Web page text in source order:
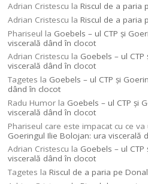
Adrian Cristescu laRiscul de a paria
Adrian Cristescu laRiscul de a paria
Phariseul la Goebels – ul CTP şi
viscerală dând în clocot
Adrian Cristescu la Goebels – ul
viscerală dând în clocot
Tagetes la Goebels – ul CTP şi
dând în clocot
Radu Humor la Goebels – ul CTP şi
viscerală dând în clocot
Phariseul care este impacat cu ce va
Goeringul Ilie Bolojan: ura viscerală
Adrian Cristescu la Goebels – ul
viscerală dând în clocot
Tagetes laRiscul de a paria pe